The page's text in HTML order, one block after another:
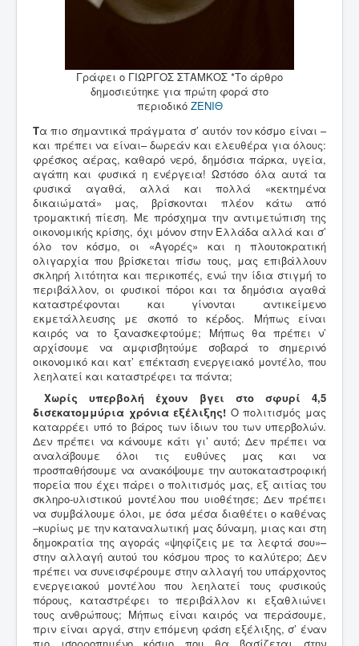
Γράφει ο ΓΙΩΡΓΟΣ ΣΤΑΜΚΟΣ *Το άρθρο
δημοσιεύτηκε για πρώτη φορά στο
περιοδικόΖΕΝΙΘ
Τα πιο σημαντικά πράγματα σ’ αυτόν τον κόσμο είναι –
και πρέπει να είναι– δωρεάν και ελευθέρα για όλους:
φρέσκος αέρας, καθαρό νερό, δημόσια πάρκα, υγεία,
αγάπη και φυσικά η ενέργεια! Ωστόσο όλα αυτά τα
φυσικά αγαθά, αλλά και πολλά «κεκτημένα
δικαιώματά» μας, βρίσκονται πλέον κάτω από
τρομακτική πίεση. Με πρόσχημα την αντιμετώπιση της
οικονομικής κρίσης, όχι μόνον στην Ελλάδα αλλά και σ’
όλο τον κόσμο, οι «Αγορές» και η πλουτοκρατική
ολιγαρχία που βρίσκεται πίσω τους, μας επιβάλλουν
σκληρή λιτότητα και περικοπές, ενώ την ίδια στιγμή το
περιβάλλον, οι φυσικοί πόροι και τα δημόσια αγαθά
καταστρέφονται και γίνονται αντικείμενο
εκμετάλλευσης με σκοπό το κέρδος. Μήπως είναι
καιρός να το ξανασκεφτούμε; Μήπως θα πρέπει ν’
αρχίσουμε να αμφισβητούμε σοβαρά το σημερινό
οικονομικό και κατ’ επέκταση ενεργειακό μοντέλο, που
λεηλατεί και καταστρέφει τα πάντα;
Χωρίς υπερβολή έχουν βγει στο σφυρί 4,5
δισεκατομμύρια χρόνια εξέλιξης! Ο πολιτισμός μας
καταρρέει υπό το βάρος των ίδιων του των υπερβολών.
Δεν πρέπει να κάνουμε κάτι γι’ αυτό; Δεν πρέπει να
αναλάβουμε όλοι τις ευθύνες μας και να
προσπαθήσουμε να ανακόψουμε την αυτοκαταστροφική
πορεία που έχει πάρει ο πολιτισμός μας, εξ αιτίας του
σκληρο-υλιστικού μοντέλου που υιοθέτησε; Δεν πρέπει
να συμβάλουμε όλοι, με όσα μέσα διαθέτει ο καθένας
–κυρίως με την καταναλωτική μας δύναμη, μιας και στη
δημοκρατία της αγοράς «ψηφίζεις με τα λεφτά σου»–
στην αλλαγή αυτού του κόσμου προς το καλύτερο; Δεν
πρέπει να συνεισφέρουμε στην αλλαγή του υπάρχοντος
ενεργειακού μοντέλου που λεηλατεί τους φυσικούς
πόρους, καταστρέφει το περιβάλλον κι εξαθλιώνει
τους ανθρώπους; Μήπως είναι καιρός να περάσουμε,
πριν είναι αργά, στην επόμενη φάση εξέλιξης, σ’ έναν